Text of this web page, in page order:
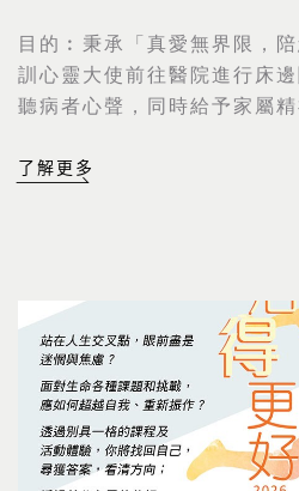
目的︰ 秉承「真愛無界限，
訓心靈大使前往醫院進行床
聽病者心聲，同時給予家屬精
了解更多